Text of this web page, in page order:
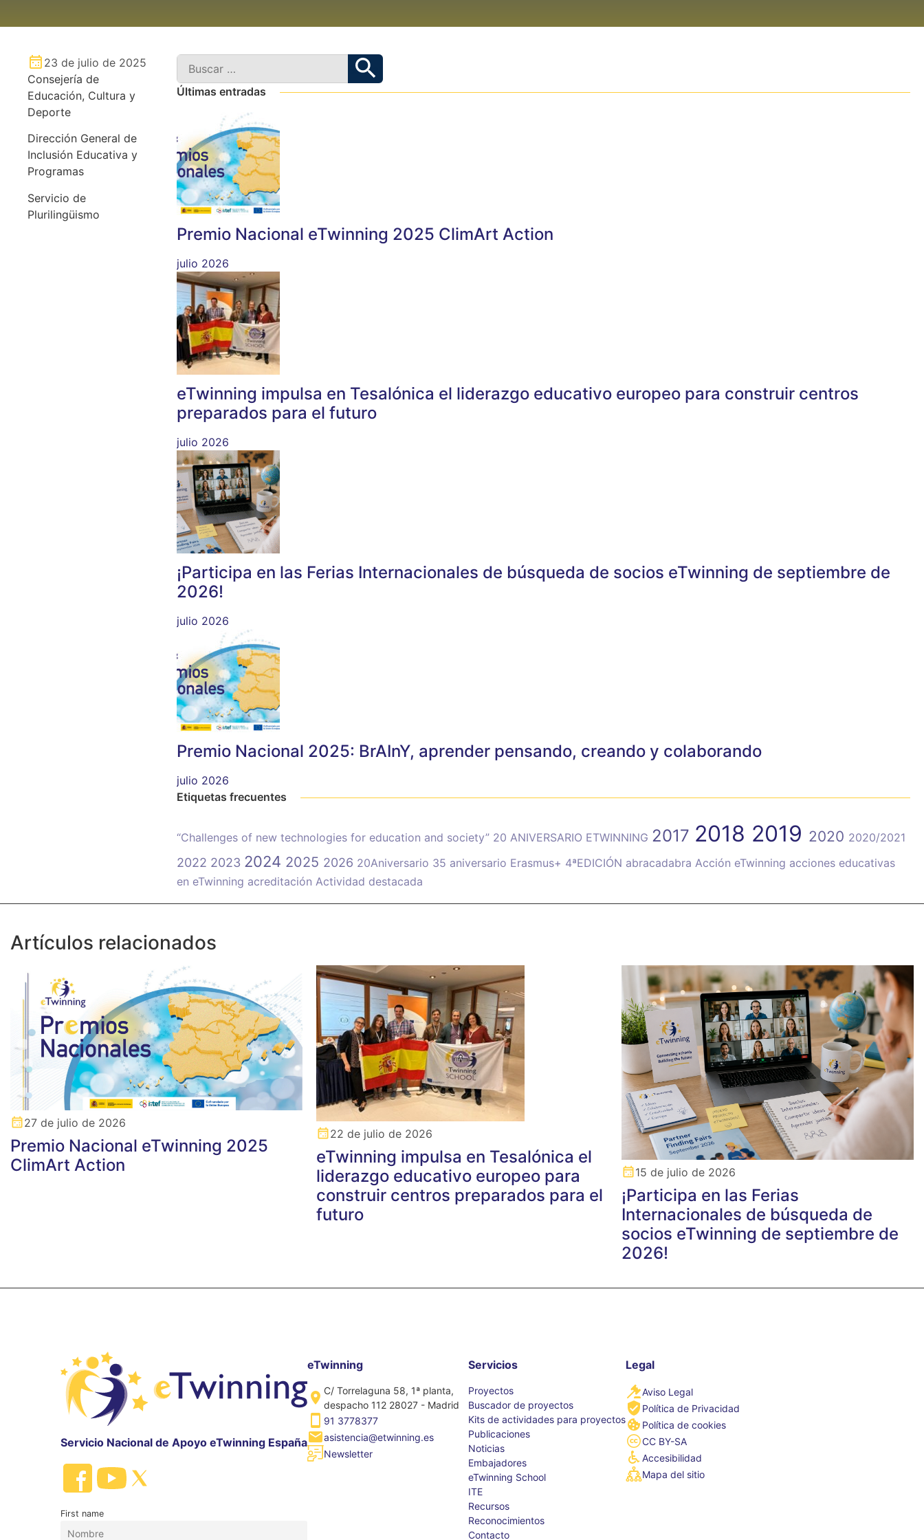
23 de julio de 2025
Consejería de
Educación, Cultura y
Deporte
Dirección General de
Inclusión Educativa y
Programas
Servicio de
Plurilingüismo
Últimas entradas
Premio Nacional eTwinning 2025 ClimArt Action
julio 2026
eTwinning impulsa en Tesalónica el liderazgo educativo europeo para construir centros
preparados para el futuro
julio 2026
¡Participa en las Ferias Internacionales de búsqueda de socios eTwinning de septiembre de
2026!
julio 2026
Premio Nacional 2025: BrAInY, aprender pensando, creando y colaborando
julio 2026
Etiquetas frecuentes
“Challenges of new technologies for education and society” 20 ANIVERSARIO ETWINNING 2017 2018 2019 2020 2020/2021
2022 2023 2024 2025 2026 20Aniversario 35 aniversario Erasmus+ 4ªEDICIÓN abracadabraAcción eTwinning acciones educativas
en eTwinning acreditaciónActividad destacada
Artículos relacionados
27 de julio de 2026
Premio Nacional eTwinning 2025
ClimArt Action
22 de julio de 2026
eTwinning impulsa en Tesalónica el
liderazgo educativo europeo para
construir centros preparados para el
futuro
15 de julio de 2026
¡Participa en las Ferias
Internacionales de búsqueda de
socios eTwinning de septiembre de
2026!
Servicio Nacional de Apoyo eTwinning España
First name
eTwinning
C/ Torrelaguna 58, 1ª planta,
despacho 112 28027 - Madrid
91 3778377
asistencia@etwinning.es
Newsletter
Servicios
Proyectos
Buscador de proyectos
Kits de actividades para proyectos
Publicaciones
Noticias
Embajadores
eTwinning School
ITE
Recursos
Reconocimientos
Contacto
Legal
Aviso Legal
Política de Privacidad
Política de cookies
CC BY-SA
Accesibilidad
Mapa del sitio